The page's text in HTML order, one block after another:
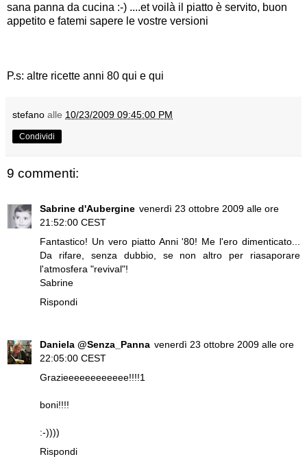
sana panna da cucina :-) ....et voilà il piatto è servito, buon
appetito e fatemi sapere le vostre versioni
P.s: altre ricette anni 80 qui e qui
stefano alle 10/23/2009 09:45:00 PM
Condividi
9 commenti:
Sabrine d'Aubergine venerdì 23 ottobre 2009 alle ore
21:52:00 CEST
Fantastico! Un vero piatto Anni '80! Me l'ero dimenticato...
Da rifare, senza dubbio, se non altro per riasaporare
l'atmosfera "revival"!
Sabrine
Rispondi
Daniela @Senza_Panna venerdì 23 ottobre 2009 alle ore
22:05:00 CEST
Grazieeeeeeeeeeee!!!!1
boni!!!!
:-))))
Rispondi